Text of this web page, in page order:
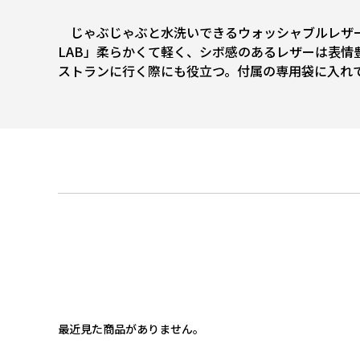
じゃぶじゃぶと水洗いできるウォッシャブルレ
LAB」柔らかくて軽く、シボ感のあるレザーは表
ストランに行く際にも役立つ。付属の専用袋に入
最近見た商品がありません。